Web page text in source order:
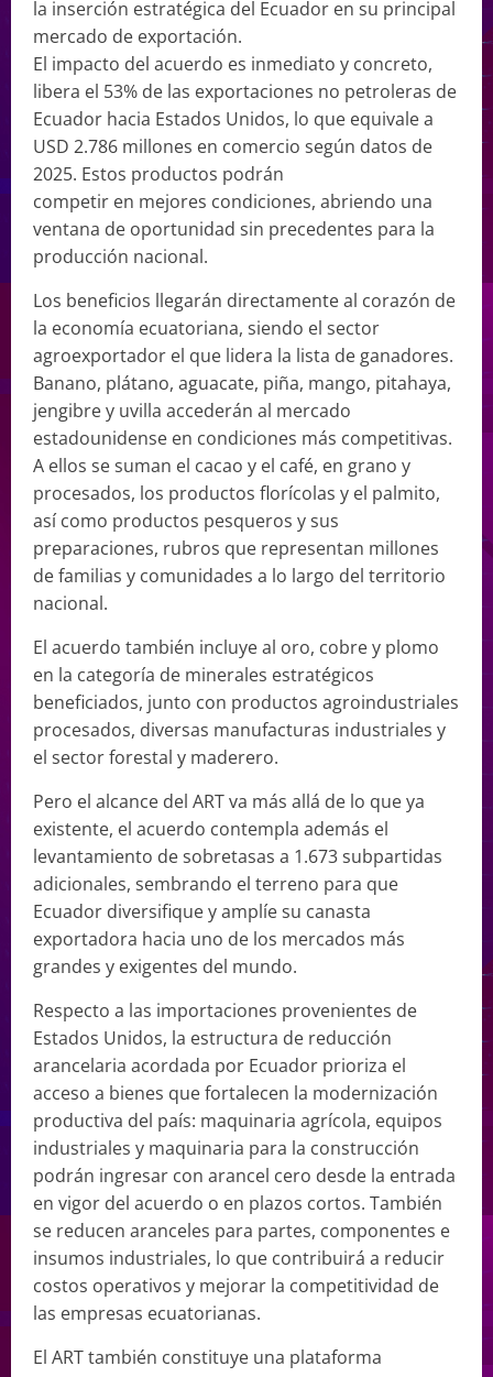
la inserción estratégica del Ecuador en su principal
mercado de exportación.
El impacto del acuerdo es inmediato y concreto,
libera el 53% de las exportaciones no petroleras de
Ecuador hacia Estados Unidos, lo que equivale a
USD 2.786 millones en comercio según datos de
2025. Estos productos podrán
competir en mejores condiciones, abriendo una
ventana de oportunidad sin precedentes para la
producción nacional.
Los beneficios llegarán directamente al corazón de
la economía ecuatoriana, siendo el sector
agroexportador el que lidera la lista de ganadores.
Banano, plátano, aguacate, piña, mango, pitahaya,
jengibre y uvilla accederán al mercado
estadounidense en condiciones más competitivas.
A ellos se suman el cacao y el café, en grano y
procesados, los productos florícolas y el palmito,
así como productos pesqueros y sus
preparaciones, rubros que representan millones
de familias y comunidades a lo largo del territorio
nacional.
El acuerdo también incluye al oro, cobre y plomo
en la categoría de minerales estratégicos
beneficiados, junto con productos agroindustriales
procesados, diversas manufacturas industriales y
el sector forestal y maderero.
Pero el alcance del ART va más allá de lo que ya
existente, el acuerdo contempla además el
levantamiento de sobretasas a 1.673 subpartidas
adicionales, sembrando el terreno para que
Ecuador diversifique y amplíe su canasta
exportadora hacia uno de los mercados más
grandes y exigentes del mundo.
Respecto a las importaciones provenientes de
Estados Unidos, la estructura de reducción
arancelaria acordada por Ecuador prioriza el
acceso a bienes que fortalecen la modernización
productiva del país: maquinaria agrícola, equipos
industriales y maquinaria para la construcción
podrán ingresar con arancel cero desde la entrada
en vigor del acuerdo o en plazos cortos. También
se reducen aranceles para partes, componentes e
insumos industriales, lo que contribuirá a reducir
costos operativos y mejorar la competitividad de
las empresas ecuatorianas.
El ART también constituye una plataforma